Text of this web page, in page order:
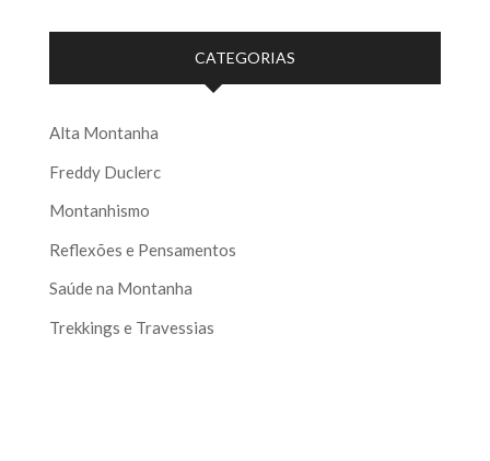
CATEGORIAS
Alta Montanha
Freddy Duclerc
Montanhismo
Reflexões e Pensamentos
Saúde na Montanha
Trekkings e Travessias